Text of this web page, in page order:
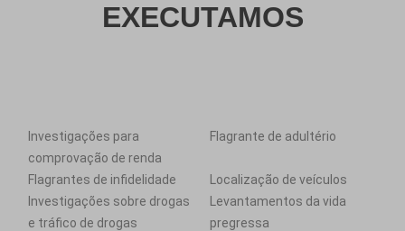
EXECUTAMOS
Investigações para
comprovação de renda
Flagrante de adultério
Flagrantes de infidelidade
Localização de veículos
Investigações sobre drogas
e tráfico de drogas
Levantamentos da vida
pregressa